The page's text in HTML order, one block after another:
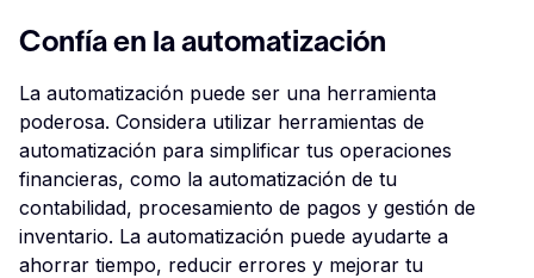
Confía en la automatización
La automatización puede ser una herramienta
poderosa. Considera utilizar herramientas de
automatización para simplificar tus operaciones
financieras, como la automatización de tu
contabilidad, procesamiento de pagos y gestión de
inventario. La automatización puede ayudarte a
ahorrar tiempo, reducir errores y mejorar tu